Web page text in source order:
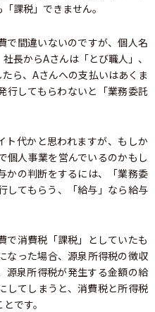
課税」できません。
間違いないのですが、個人名
長からAさんは「とび職人」、
ら、Aさんへの支払いはあくま
行してもらわないと「業務委託
代かと思われますが、もしか
個人事業を営んでいるのかもし
かの判断をするには、「業務委
してもらう、「給与」なら給与
消費税「課税」としていたも
なった場合、源泉所得税の徴収
源泉所得税が発生する金額の給
してしまうと、消費税と所得税
です。